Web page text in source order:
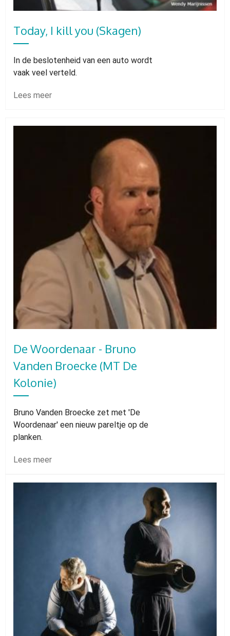
Today, I kill you (Skagen)
In de beslotenheid van een auto wordt
vaak veel verteld.
Lees meer
De Woordenaar - Bruno
Vanden Broecke (MT De
Kolonie)
Bruno Vanden Broecke zet met 'De
Woordenaar' een nieuw pareltje op de
planken.
Lees meer